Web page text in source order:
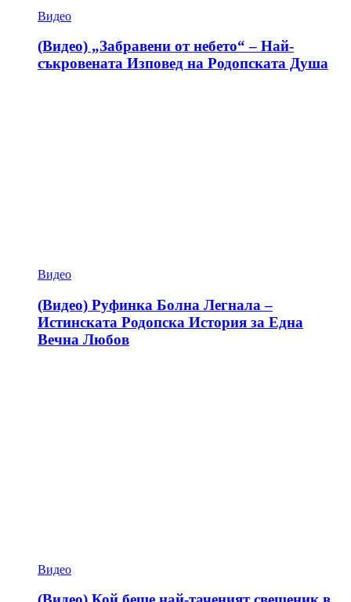
Видео
(Видео) „Забравени от небето“ – Най-
съкровената Изповед на Родопската Душа
Видео
(Видео) Руфинка Болна Легнала –
Истинската Родопска История за Една
Вечна Любов
Видео